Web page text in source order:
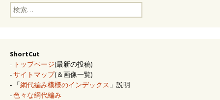
検
索:
ShortCut
- トップページ(最新の投稿)
-サイトマップ(＆画像一覧)
- 「網代編み模様のインデックス 」説明
-色々な網代編み